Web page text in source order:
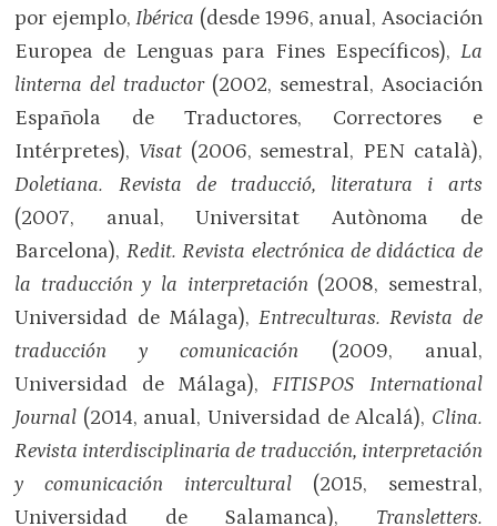
por ejemplo,Ibérica (desde 1996, anual, Asociación
Europea de Lenguas para Fines Específicos), La
linterna del traductor(2002, semestral, Asociación
Española de Traductores, Correctores e
Intérpretes), Visat (2006, semestral, PEN català),
Doletiana. Revista de traducció, literatura i arts
(2007, anual, Universitat Autònoma de
Barcelona), Redit. Revista electrónica de didáctica de
la traducción y la interpretación (2008, semestral,
Universidad de Málaga),Entreculturas. Revista de
traducción y comunicación (2009, anual,
Universidad de Málaga),FITISPOS International
Journal (2014, anual, Universidad de Alcalá), Clina.
Revista interdisciplinaria de traducción, interpretación
y comunicación intercultural (2015, semestral,
Universidad de Salamanca), Transletters.